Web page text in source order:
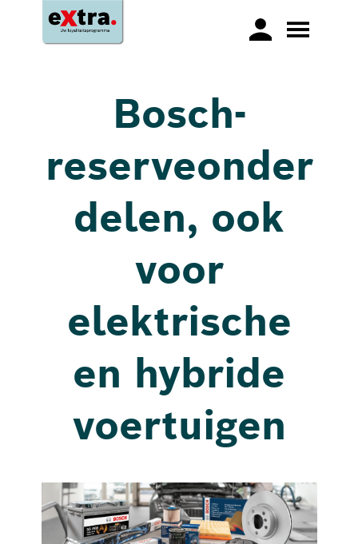
Bosch-
reserveonder
delen, ook
voor
elektrische
en hybride
voertuigen